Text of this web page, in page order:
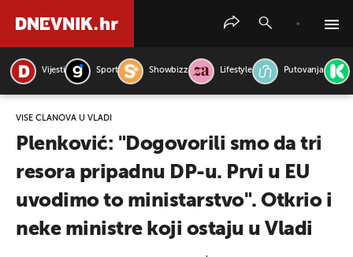
Vijesti Sport Showbizz Lifestyle Putovanja
VIŠE ČLANOVA U VLADI
Plenković: "Dogovorili smo da tri
resora pripadnu DP-u. Prvi u EU
uvodimo to ministarstvo". Otkrio i
neke ministre koji ostaju u Vladi
PRETRAŽITE VIJESTI